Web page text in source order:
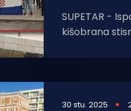
SUPETAR -
kišobrana
Hrvatske
30 stu. 2025